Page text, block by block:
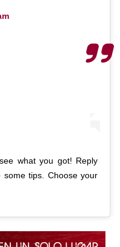
what you got! Reply
some tips. Choose your